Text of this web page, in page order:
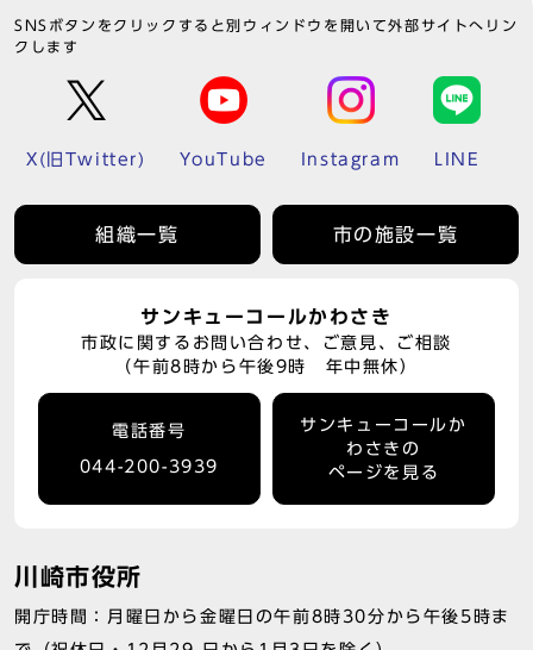
SNSボタンをクリックすると別ウィンドウを開いて外部サイトへリン
クします
X(旧Twitter) YouTube Instagram LINE
組織一覧 市の施設一覧
サンキューコールかわさき
市政に関するお問い合わせ、ご意見、ご相談
（午前8時から午後9時 年中無休）
電話番号
044-200-3939
サンキューコールか
わさきの
ページを見る
川崎市役所
開庁時間：月曜日から金曜日の午前8時30分から午後5時ま